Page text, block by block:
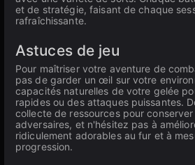
et de stratégie, faisant de chaque
rafraîchissante.
Astuces de jeu
Pour maîtriser votre aventure de
pas de garder un œil sur votre
capacités naturelles de votre gelée
rapides ou des attaques puissantes.
collecte de ressources pour
adversaires, et n'hésitez pas à
ridiculement adorables au fur et à
progression.